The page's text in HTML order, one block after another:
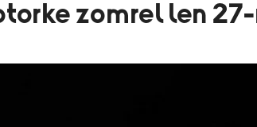
zomrel len